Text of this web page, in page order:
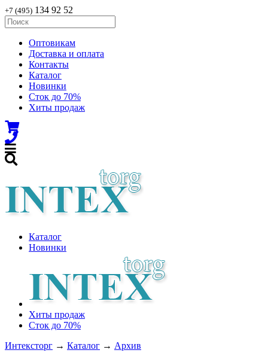
+7 (495) 134 92 52
Оптовикам
Доставка и оплата
Контакты
Каталог
Новинки
Сток до 70%
Хиты продаж
Каталог
Новинки
Хиты продаж
Сток до 70%
Интексторг → Каталог → Архив